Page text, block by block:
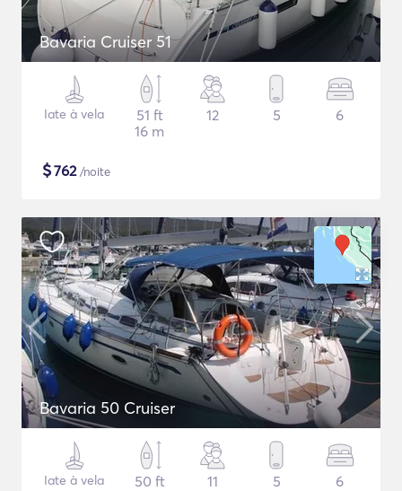
Bavaria Cruiser 51
Iate à vela
51 ft
16 m
12 5 6
$762/noite
Bavaria 50 Cruiser
Iate à vela
50 ft
11 5 6